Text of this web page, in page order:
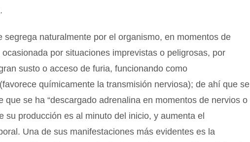
segrega naturalmente por el organismo, en momentos de
por situaciones imprevistas o peligrosas, por
susto o acceso de furia, funcionando como
químicamente la transmisión nerviosa); de ahí que se
que se ha “descargado adrenalina en momentos de nervios o
su producción es al minuto del inicio, y aumenta el
Una de sus manifestaciones más evidentes es la